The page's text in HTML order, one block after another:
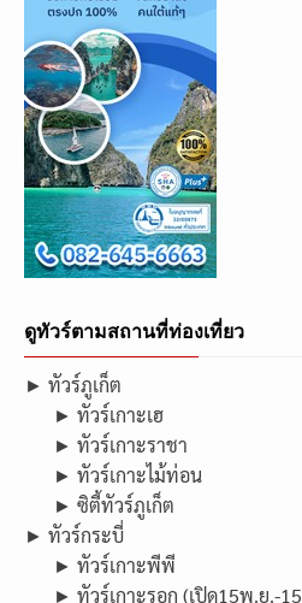
ดูทัวร์ตามสถานที่ท่องเที่ยว
► ทัวร์ภูเก็ต
► ทัวร์เกาะเฮ
► ทัวร์เกาะราชา
► ทัวร์เกาะไม้ท่อน
► ซิตี้ทัวร์ภูเก็ต
► ทัวร์กระบี่
► ทัวร์เกาะพีพี
► ทัวร์เกาะรอก (เปิด15พ.ย.-